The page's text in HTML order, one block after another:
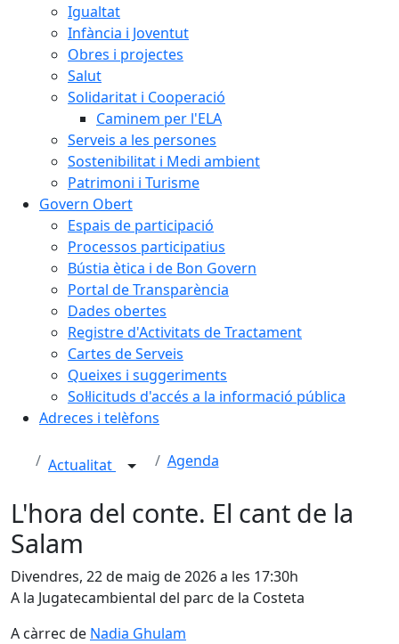
Igualtat
Infància i Joventut
Obres i projectes
Salut
Solidaritat i Cooperació
Caminem per l'ELA
Serveis a les persones
Sostenibilitat i Medi ambient
Patrimoni i Turisme
Govern Obert
Espais de participació
Processos participatius
Bústia ètica i de Bon Govern
Portal de Transparència
Dades obertes
Registre d'Activitats de Tractament
Cartes de Serveis
Queixes i suggeriments
Sol·licituds d'accés a la informació pública
Adreces i telèfons
Actualitat Agenda
L'hora del conte. El cant de la
Salam
Divendres, 22 de maig de 2026 a les 17:30h
A la Jugatecambiental del parc de la Costeta
A càrrec de Nadia Ghulam